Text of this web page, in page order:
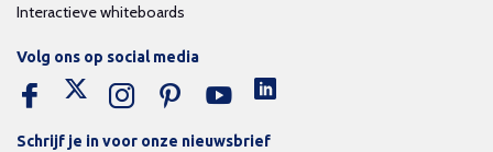
Interactieve whiteboards
Schrijf je in voor onze nieuwsbrief
Volg ons op social media